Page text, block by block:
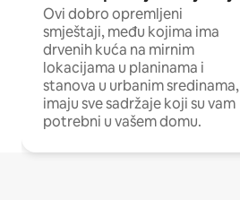
Ovi dobro opremljeni
smještaji, među kojima ima
drvenih kuća na mirnim
lokacijama u planinama i
stanova u urbanim sredinama,
imaju sve sadržaje koji su vam
potrebni u vašem domu.